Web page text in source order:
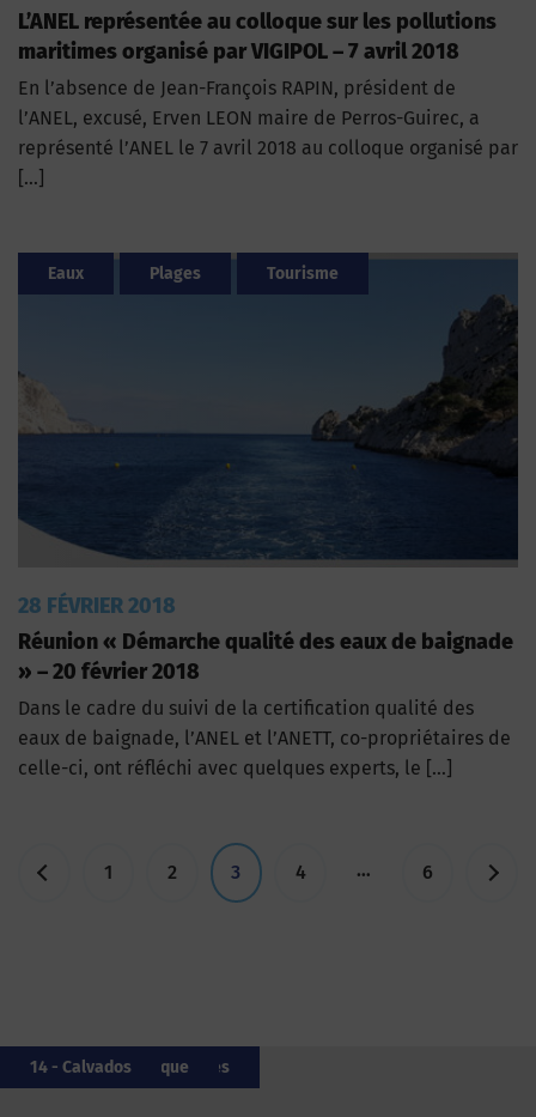
L’ANEL représentée au colloque sur les pollutions
maritimes organisé par VIGIPOL – 7 avril 2018
En l’absence de Jean-François RAPIN, président de
l’ANEL, excusé, Erven LEON maire de Perros-Guirec, a
représenté l’ANEL le 7 avril 2018 au colloque organisé par
[…]
Eaux Plages Tourisme
28 FÉVRIER 2018
Réunion « Démarche qualité des eaux de baignade
» – 20 février 2018
Dans le cadre du suivi de la certification qualité des
eaux de baignade, l’ANEL et l’ANETT, co-propriétaires de
celle-ci, ont réfléchi avec quelques experts, le […]
Pagination
1 2 3 4 … 6
62 - Pas-de-Calais
06 - Alpes-Maritimes
64 - Pyrénées-Atlantiques
20 - Corse
64 - Pyrénées-Atlantiques
20 - Corse
44 - Loire-Atlantique
29 - Finistère
85 - Vendée
14 - Calvados